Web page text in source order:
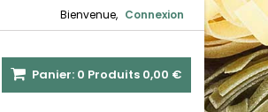
Bienvenue, Connexion
Panier: 0 Produits 0,00 €